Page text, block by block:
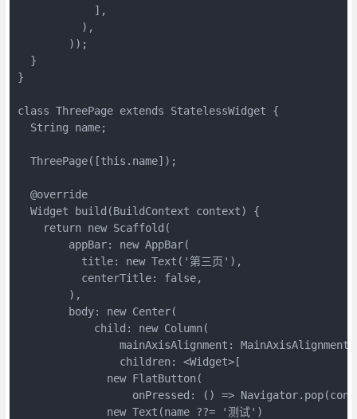
            ],
          ),
        ));
  }
}
class ThreePage extends StatelessWidget {
  String name;
  ThreePage([this.name]);
  @override
  Widget build(BuildContext context) {
    return new Scaffold(
        appBar: new AppBar(
          title: new Text('第三页'),
          centerTitle: false,
        ),
        body: new Center(
            child: new Column(
mainAxisAlignment:
                children: <Widget>[
              new FlatButton(
onPressed: () =>
              new Text(name ??= '测试')